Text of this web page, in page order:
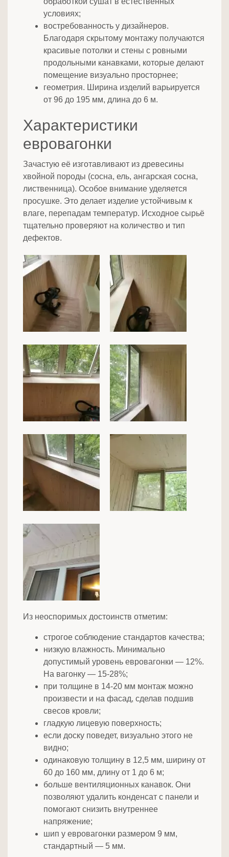
условиях;
востребованность у дизайнеров.
Благодаря скрытому монтажу получаются
красивые потолки и стены с ровными
продольными канавками, которые делают
помещение визуально просторнее;
геометрия. Ширина изделий варьируется
от 96 до 195 мм, длина до 6 м.
Характеристики
евровагонки
Зачастую её изготавливают из древесины
хвойной породы (сосна, ель, ангарская сосна,
лиственница). Особое внимание уделяется
просушке. Это делает изделие устойчивым к
влаге, перепадам температур. Исходное сырьё
тщательно проверяют на количество и тип
дефектов.
Из неоспоримых достоинств отметим:
строгое соблюдение стандартов качества;
низкую влажность. Минимально
допустимый уровень евровагонки — 12%.
На вагонку — 15-28%;
при толщине в 14-20 мм монтаж можно
произвести и на фасад, сделав подшив
свесов кровли;
гладкую лицевую поверхность;
если доску поведет, визуально этого не
видно;
одинаковую толщину в 12,5 мм, ширину от
60 до 160 мм, длину от 1 до 6 м;
больше вентиляционных канавок. Они
позволяют удалить конденсат с панели и
помогают снизить внутреннее
напряжение;
шип у евровагонки размером 9 мм,
стандартный — 5 мм.